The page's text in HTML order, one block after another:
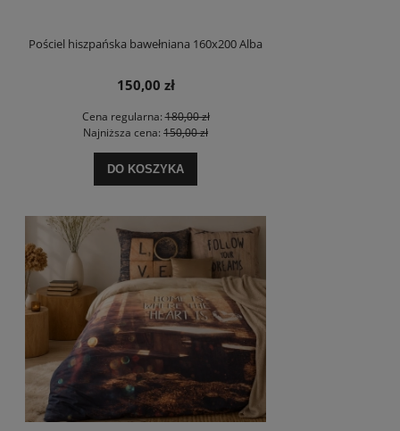
Pościel hiszpańska bawełniana 160x200 Alba
150,00 zł
Cena regularna:180,00 zł
Najniższa cena: 150,00 zł
DO KOSZYKA